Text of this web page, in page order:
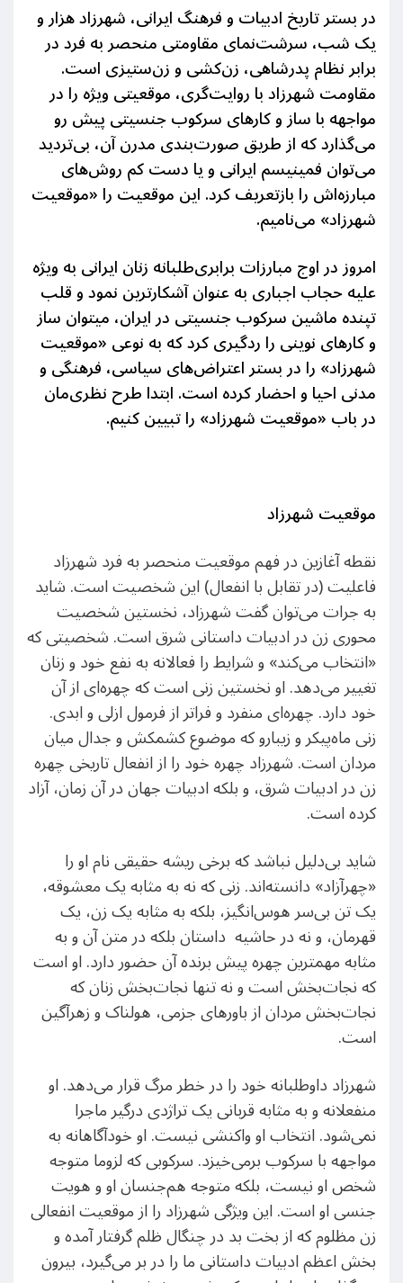
در بستر تاریخ ادبیات و فرهنگ ایرانی، شهرزاد هزار و
یک شب، سرشت‌نمای مقاومتی منحصر به فرد در
برابر نظام پدر‌شاهی، زن‌کشی و زن‌ستیزی است.
مقاومت شهرزاد با روایت‌گری، موقعیتی ویژه را در
مواجهه با ساز و کارهای سرکوب جنسیتی پیش رو
می‌گذارد که از طریق صورت‌بندی مدرن آن، بی‌تردید
می‌توان فمینیسم ایرانی و یا دست کم روش‌های
مبارزه‌اش را بازتعریف کرد. این موقعیت را «موقعیت
شهرزاد» می‌نامیم.
امروز در اوج مبارزات برابری‌طلبانه زنان ایرانی به ویژه
علیه حجاب اجباری به عنوان آشکارترین نمود و قلب
تپنده ماشین سرکوب جنسیتی در ایران، میتوان ساز
و کارهای نوینی را ردگیری کرد که به نوعی «موقعیت
شهرزاد» را در بستر اعتراض‌های سیاسی، فرهنگی و
مدنی احیا و احضار کرده است. ابتدا طرح نظری‌مان
در باب «موقعیت شهرزاد» را تبیین کنیم.
موقعیت شهرزاد
نقطه آغازین در فهم موقعیت منحصر به فرد شهرزاد
فاعلیت (در تقابل با انفعال) این شخصیت است. شاید
به جرات می‌توان گفت شهرزاد، نخستین شخصیت
محوری زن در ادبیات داستانی شرق است. شخصیتی که
«انتخاب می‌کند» و شرایط را فعالانه به نفع خود و زنان
تغییر می‌دهد. او نخستین زنی است که چهره‌ای از آن
خود دارد. چهره‌ای منفرد و فراتر از فرمول ازلی و ابدی.
زنی ماه‌پیکر و زیبارو که موضوع کشمکش و جدال میان
مردان است. شهرزاد چهره خود را از انفعال تاریخی چهره
زن در ادبیات شرق، و بلکه ادبیات جهان در آن زمان، آزاد
کرده است.
شاید بی‌دلیل نباشد که برخی ریشه حقیقی نام او را
«چهرآزاد» دانسته‌اند. زنی که نه به مثابه یک معشوقه،
یک تن بی‌سر هوس‌انگیز، بلکه به مثابه یک زن، یک
قهرمان، و نه در حاشیه داستان بلکه در متن آن و به
مثابه مهمترین چهره پیش برنده آن حضور دارد. او است
که نجات‌بخش است و نه تنها نجات‌بخش زنان که
نجات‌بخش مردان از باورهای جزمی، هولناک و زهرآگین
است.
شهرزاد داوطلبانه خود را در خطر مرگ قرار می‌دهد. او
منفعلانه و به مثابه قربانی یک تراژدی درگیر ماجرا
نمی‌شود. انتخاب او واکنشی نیست. او خودآگاهانه به
مواجهه با سرکوب برمی‌خیزد. سرکوبی که لزوما متوجه
شخص او نیست، بلکه متوجه هم‌جنسان او و هویت
جنسی او است. این ویژگی شهرزاد را از موقعیت انفعالی
زن مظلوم که از بخت بد در چنگال ظلم گرفتار آمده و
بخش اعظم ادبیات داستانی ما را در بر می‌گیرد، بیرون